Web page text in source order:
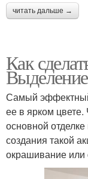
читать дальше →
Как
Самый
ее в ярком
основной
создания такой
окрашивание или